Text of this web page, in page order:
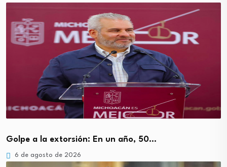
Golpe a la extorsión: En un año, 50…
6 de agosto de 2026